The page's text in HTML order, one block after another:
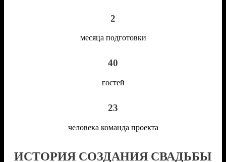
2
месяца подготовки
40
гостей
23
человека команда проекта
ИСТОРИЯ СОЗДАНИЯ СВАДЬБЫ